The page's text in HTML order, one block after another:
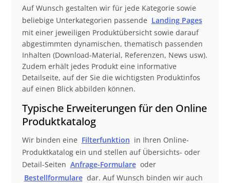
Auf Wunsch gestalten wir für jede Kategorie sowie
beliebige Unterkategorien passende Landing Pages
mit einer jeweiligen Produktübersicht sowie darauf
abgestimmten dynamischen, thematisch passenden
Inhalten (Download-Material, Referenzen, News usw).
Zudem erhält jedes Produkt eine informative
Detailseite, auf der Sie die wichtigsten Produktinfos
auf einen Blick abbilden können.
Typische Erweiterungen für den Online
Produktkatalog
Wir binden eine Filterfunktion in Ihren Online-
Produktkatalog ein und stellen auf Übersichts- oder
Detail-Seiten Anfrage-Formulare oder
Bestellformulare dar. Auf Wunsch binden wir auch